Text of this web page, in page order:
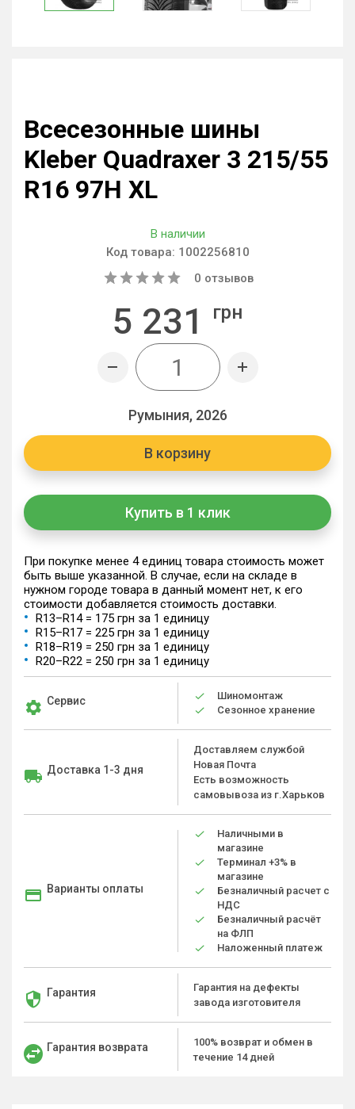
Всесезонные шины
Kleber Quadraxer 3 215/55
R16 97H XL
В наличии
Код товара: 1002256810
0 отзывов
5 231 грн
Румыния, 2026
В корзину
Купить в 1 клик
При покупке менее 4 единиц товара стоимость может
быть выше указанной. В случае, если на складе в
нужном городе товара в данный момент нет, к его
стоимости добавляется стоимость доставки.
R13–R14 = 175 грн за 1 единицу
R15–R17 = 225 грн за 1 единицу
R18–R19 = 250 грн за 1 единицу
R20–R22 = 250 грн за 1 единицу
Сервис
Шиномонтаж
Сезонное хранение
Доставка 1-3 дня
Доставляем службой
Новая Почта
Есть возможность
самовывоза из г.Харьков
Варианты оплаты
Наличными в
магазине
Терминал +3% в
магазине
Безналичный расчет с
НДС
Безналичный расчёт
на ФЛП
Наложенный платеж
Гарантия
Гарантия на дефекты
завода изготовителя
Гарантия возврата
100% возврат и обмен в
течение 14 дней